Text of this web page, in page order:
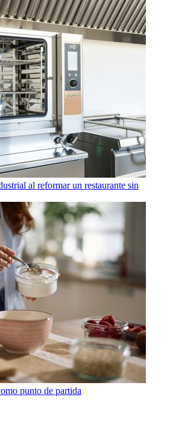
al reformar un restaurante sin
punto de partida